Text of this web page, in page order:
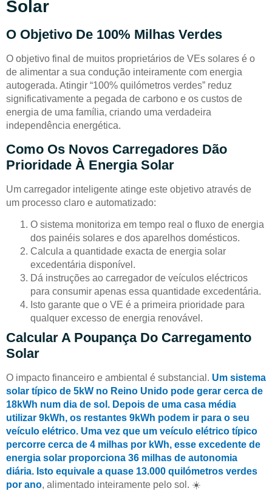
Solar
O Objetivo De 100% Milhas Verdes
O objetivo final de muitos proprietários de VEs solares é o
de alimentar a sua condução inteiramente com energia
autogerada. Atingir “100% quilómetros verdes” reduz
significativamente a pegada de carbono e os custos de
energia de uma família, criando uma verdadeira
independência energética.
Como Os Novos Carregadores Dão
Prioridade À Energia Solar
Um carregador inteligente atinge este objetivo através de
um processo claro e automatizado:
O sistema monitoriza em tempo real o fluxo de energia
dos painéis solares e dos aparelhos domésticos.
Calcula a quantidade exacta de energia solar
excedentária disponível.
Dá instruções ao carregador de veículos eléctricos
para consumir apenas essa quantidade excedentária.
Isto garante que o VE é a primeira prioridade para
qualquer excesso de energia renovável.
Calcular A Poupança Do Carregamento
Solar
O impacto financeiro e ambiental é substancial. Um sistema
solar típico de 5kW no Reino Unido pode gerar cerca de
18kWh num dia de sol. Depois de uma casa média
utilizar 9kWh, os restantes 9kWh podem ir para o seu
veículo elétrico. Uma vez que um veículo elétrico típico
percorre cerca de 4 milhas por kWh, esse excedente de
energia solar proporciona 36 milhas de autonomia
diária. Isto equivale a quase 13.000 quilómetros verdes
por ano, alimentado inteiramente pelo sol. ☀️